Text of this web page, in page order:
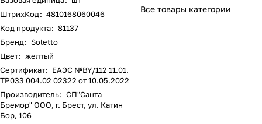
ШтрихКод: 4810168060046
Код продукта: 81137
Бренд: Soletto
Цвет: желтый
Сертификат: ЕАЭС №BY/112 11.01.
ТР033 004.02 02322 от 10.05.2022
Производитель: СП"Санта
Бремор" ООО, г. Брест, ул. Катин
Бор, 106
Все товары категории